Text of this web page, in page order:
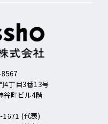
4丁目3番13号
谷町ビル4階
(代表)